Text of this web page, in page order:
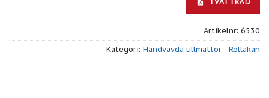
Artikelnr: 6530
Kategori: Handvävda ullmattor - Röllakan